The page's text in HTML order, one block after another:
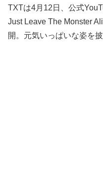
TXTは4月12日、公式
Just Leave The Monster
開。元気いっぱいな姿を披